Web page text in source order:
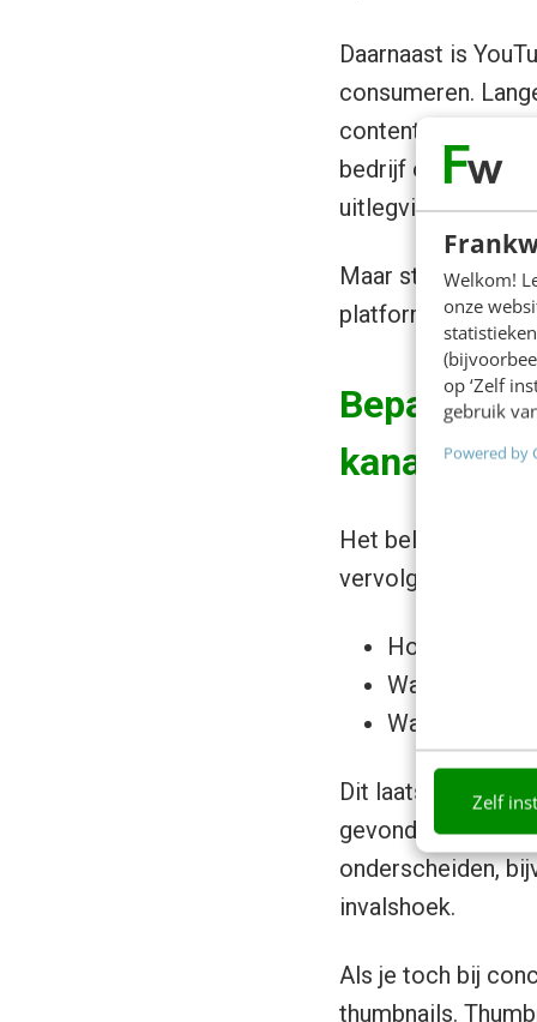
Welkom!
onze
op ‘Zelf
gebruik
Powered by
Zelf
Daarnaast is
consumeren.
contentvormen.
bedrijf of individu.
uitlegvideo’s.
Maar stel dat je
platform?
Bepaal je
kanaal
Het belangrijkste
vervolgens hoe
Hoeveel
Wat wordt er
Waar is
Dit laatste is
gevonden. Is er al
onderscheiden,
invalshoek.
Als je toch bij
thumbnails.